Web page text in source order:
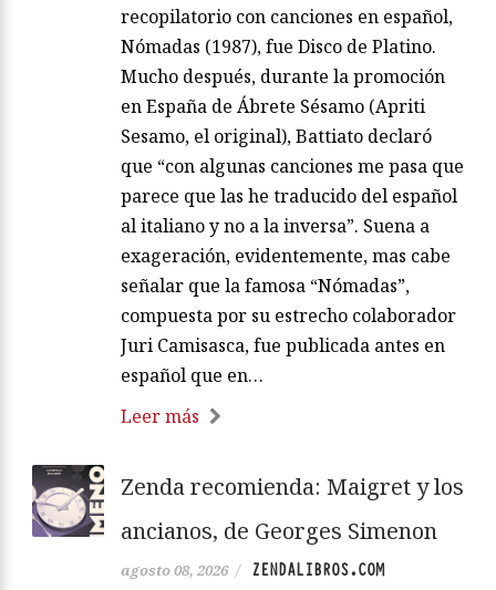
recopilatorio con canciones en español,
Nómadas (1987), fue Disco de Platino.
Mucho después, durante la promoción
en España de Ábrete Sésamo (Apriti
Sesamo, el original), Battiato declaró
que “con algunas canciones me pasa que
parece que las he traducido del español
al italiano y no a la inversa”. Suena a
exageración, evidentemente, mas cabe
señalar que la famosa “Nómadas”,
compuesta por su estrecho colaborador
Juri Camisasca, fue publicada antes en
español que en…
Leer más
Zenda recomienda: Maigret y los
ancianos, de Georges Simenon
agosto 08, 2026 / ZENDALIBROS.COM